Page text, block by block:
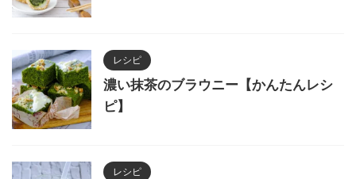
レシピ
濃い抹茶のブラウニー【かんたんレシ
ピ】
レシピ